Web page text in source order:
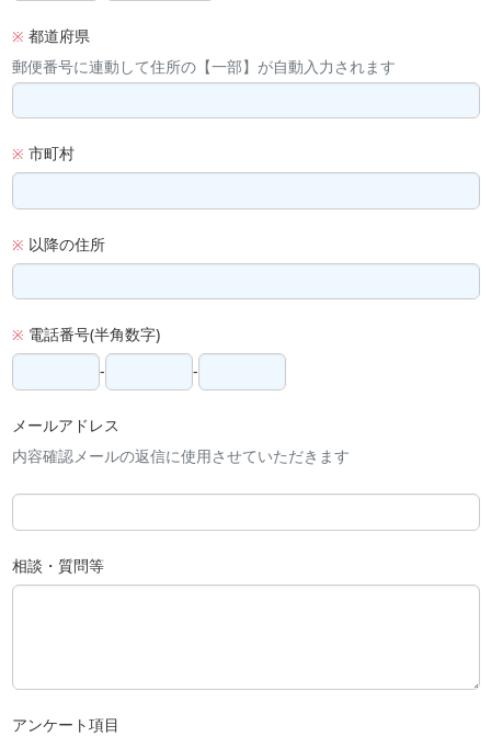
※ 都道府県
郵便番号に連動して住所の【一部】が自動入力されます
※ 市町村
※ 以降の住所
※ 電話番号(半角数字)
-
-
メールアドレス
内容確認メールの返信に使用させていただきます
相談・質問等
アンケート項目